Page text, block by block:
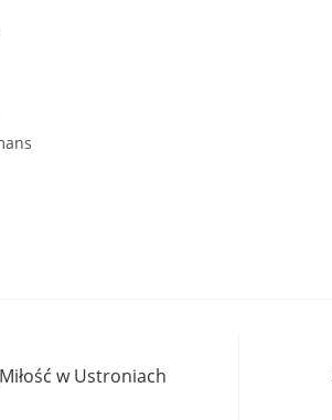
w Ustroniach